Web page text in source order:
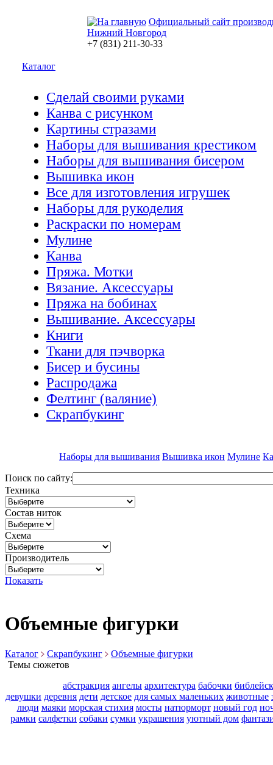
Официальный сайт
Нижний Новгород
+7 (831) 211-30-33
Каталог
Сделай своими руками
Канва с рисунком
Картины стразами
Наборы для вышивания крестиком
Наборы для вышивания бисером
Вышивка икон
Все для изготовления игрушек
Наборы для рукоделия
Раскраски по номерам
Мулине
Канва
Пряжа. Мотки
Вязание. Аксессуары
Пряжа на бобинах
Вышивание. Аксессуары
Книги
Ткани для пэчворка
Бисер и бусины
Распродажа
Фелтинг (валяние)
Скрапбукинг
Наборы для вышивания Вышивка икон Мулине
Поиск по сайту:
Техника
Состав ниток
Схема
Производитель
Показать
Объемные фигурки
Каталог Скрапбукинг
Объемные фигурки
Темы сюжетов
абстракция ангелы архитектура бабочки
девушки деревня дети детское для самых маленьких животные
люди маяки морская стихия мосты натюрморт новый год
рамки салфетки собаки сумки украшения уютный дом